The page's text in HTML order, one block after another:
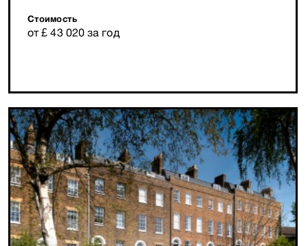
Стоимость
от £ 43 020 за год